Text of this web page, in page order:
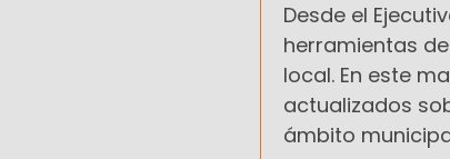
Desde el
herramientas
local. En este
actualizados
ámbito